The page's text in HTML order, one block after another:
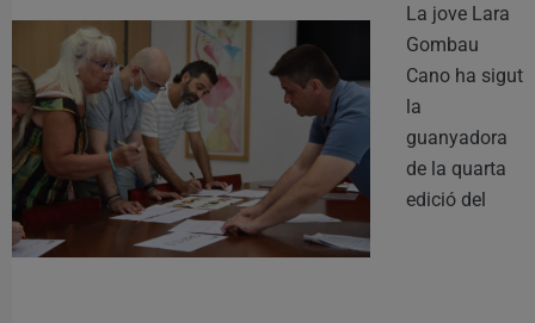
La jove Lara
Gombau
Cano ha sigut
la
guanyadora
de la quarta
edició del